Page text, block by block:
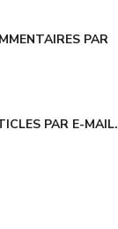
PAR
PAR E-MAIL.